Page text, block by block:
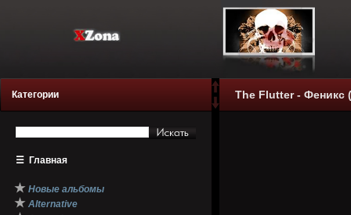
Категории
☰ Главная
★ Новые альбомы
★ Alternative
The Flutter - Феникс